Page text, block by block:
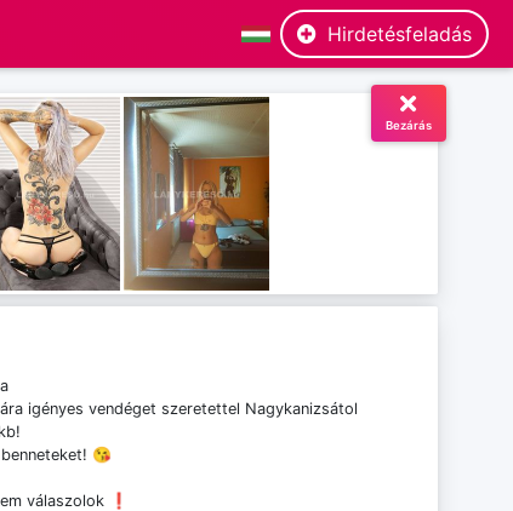
Hirdetésfeladás
Bezárás
igényes vendéget szeretettel Nagykanizsátol
😘
válaszolok ❗️